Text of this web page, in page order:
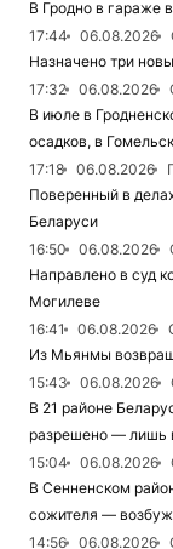
В Гродно в гараже
17:44
06.08.2026
Назначено три
17:32
06.08.2026
В июле в
осадков, в
17:18
06.08.2026
Поверенный в
Беларуси
16:50
06.08.2026
Направлено в суд
Могилеве
16:41
06.08.2026
Из Мьянмы
15:43
06.08.2026
В 21 районе
разрешено — лишь
15:04
06.08.2026
В Сенненском
сожителя —
14:56
06.08.2026